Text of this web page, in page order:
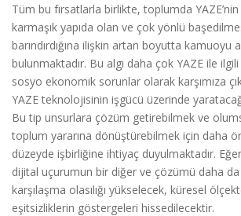
Tüm bu fırsatlarla birlikte, toplumda YAZE’nin
karmaşık yapıda olan ve çok yönlü
barındırdığına ilişkin artan boyutta kamuoyu
bulunmaktadır. Bu algı daha çok YAZE ile
sosyo ekonomik sorunlar olarak karşımıza
YAZE teknolojisinin işgücü üzerinde
Bu tip unsurlara çözüm getirebilmek ve
toplum yararına dönüştürebilmek için daha
düzeyde işbirliğine ihtiyaç duyulmaktadır.
dijital uçurumun bir diğer ve çözümü daha
karşılaşma olasılığı yükselecek, küresel
eşitsizliklerin göstergeleri hissedilecektir.